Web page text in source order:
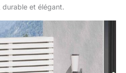
durable et élégant.